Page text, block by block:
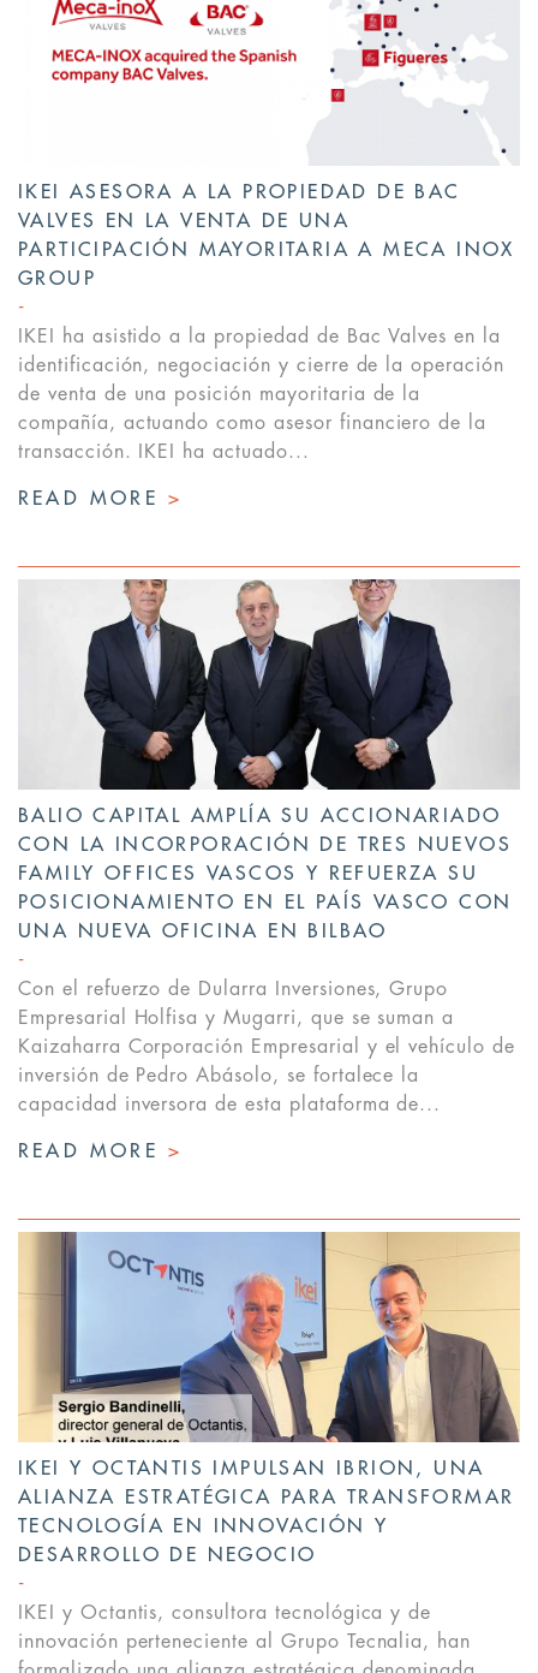
IKEI ASESORA A LA PROPIEDAD DE BAC
VALVES EN LA VENTA DE UNA
PARTICIPACIÓN MAYORITARIA A MECA INOX
GROUP
IKEI ha asistido a la propiedad de Bac Valves en la
identificación, negociación y cierre de la operación
de venta de una posición mayoritaria de la
compañía, actuando como asesor financiero de la
transacción. IKEI ha actuado...
READ MORE >
BALIO CAPITAL AMPLÍA SU ACCIONARIADO
CON LA INCORPORACIÓN DE TRES NUEVOS
FAMILY OFFICES VASCOS Y REFUERZA SU
POSICIONAMIENTO EN EL PAÍS VASCO CON
UNA NUEVA OFICINA EN BILBAO
Con el refuerzo de Dularra Inversiones, Grupo
Empresarial Holfisa y Mugarri, que se suman a
Kaizaharra Corporación Empresarial y el vehículo de
inversión de Pedro Abásolo, se fortalece la
capacidad inversora de esta plataforma de...
READ MORE >
IKEI Y OCTANTIS IMPULSAN IBRION, UNA
ALIANZA ESTRATÉGICA PARA TRANSFORMAR
TECNOLOGÍA EN INNOVACIÓN Y
DESARROLLO DE NEGOCIO
IKEI y Octantis, consultora tecnológica y de
innovación perteneciente al Grupo Tecnalia, han